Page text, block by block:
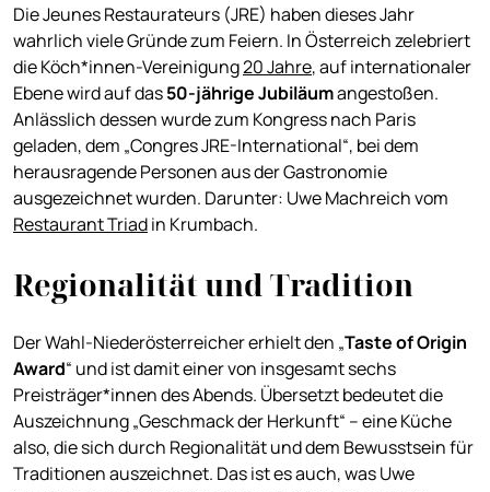
Die Jeunes Restaurateurs (JRE) haben dieses Jahr
wahrlich viele Gründe zum Feiern. In Österreich zelebriert
die Köch*innen-Vereinigung20 Jahre, auf internationaler
Ebene wird auf das50-jährige Jubiläumangestoßen.
Anlässlich dessen wurde zum Kongress nach Paris
geladen, dem „Congres JRE-International“, bei dem
herausragende Personen aus der Gastronomie
ausgezeichnet wurden. Darunter: Uwe Machreich vom
Restaurant Triadin Krumbach.
Regionalität und Tradition
Der Wahl-Niederösterreicher erhielt den „Taste of Origin
Award“ und ist damit einer von insgesamt sechs
Preisträger*innen des Abends. Übersetzt bedeutet die
Auszeichnung „Geschmack der Herkunft“ – eine Küche
also, die sich durch Regionalität und dem Bewusstsein für
Traditionen auszeichnet. Das ist es auch, was Uwe